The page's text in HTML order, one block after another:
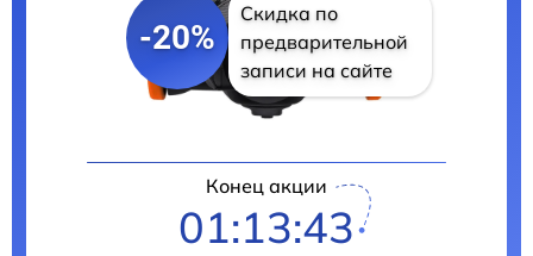
-20%
Скидка по
предварительной
записи на сайте
Конец акции
01:13:42